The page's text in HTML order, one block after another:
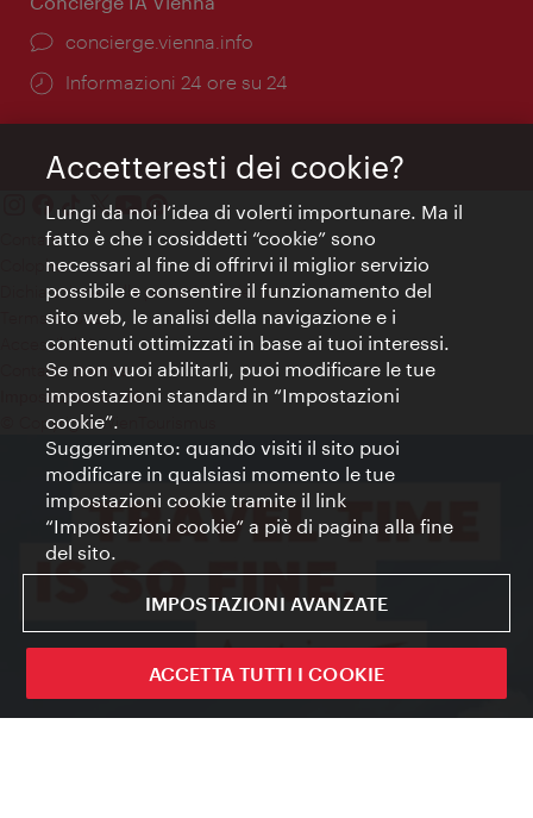
Ort:
concierge.vienna.info
Öffnungszeiten:
Informazioni 24 ore su 24
Contatti
Colophon
Dichiarazione sulla protezione dei dati
Terms of Use
Accessibilità
Contatto stampa
Impostazioni cookie
© Copyright WienTourismus
Accetteresti dei cookie?
Lungi da noi l’idea di volerti importunare. Ma il
fatto è che i cosiddetti “cookie” sono
necessari al fine di offrirvi il miglior servizio
possibile e consentire il funzionamento del
sito web, le analisi della navigazione e i
contenuti ottimizzati in base ai tuoi interessi.
Se non vuoi abilitarli, puoi modificare le tue
impostazioni standard in “Impostazioni
cookie”.
Suggerimento: quando visiti il sito puoi
modificare in qualsiasi momento le tue
impostazioni cookie tramite il link
“Impostazioni cookie” a piè di pagina alla fine
del sito.
IMPOSTAZIONI AVANZATE
ACCETTA TUTTI I COOKIE